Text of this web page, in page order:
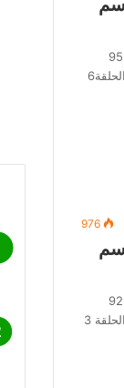
مسلسل السلطان عبد الحميد الموسم الرابع الحلقة 95
976
مسلسل السلطان عبد الحميد الموسم الرابع الحلقة 92
3